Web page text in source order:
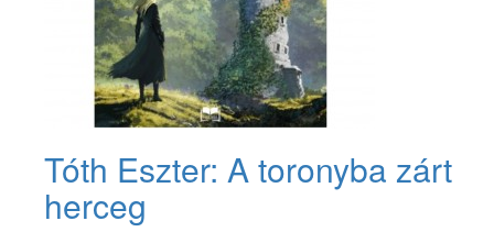
Tóth Eszter: A toronyba zárt
herceg